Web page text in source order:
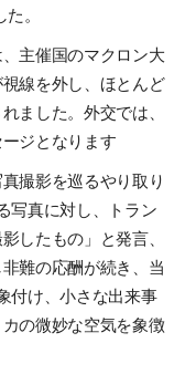
。
主催国のマクロン大
線を外し、ほとんど
ました。外交では、
ジとなります
撮影を巡るやり取り
写真に対し、トラン
したもの」と発言、
難の応酬が続き、当
付け、小さな出来事
の微妙な空気を象徴